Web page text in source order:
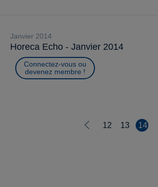
janvier 2014
Horeca Echo - Janvier 2014
Connectez-vous ou
devenez membre !
12 13 14